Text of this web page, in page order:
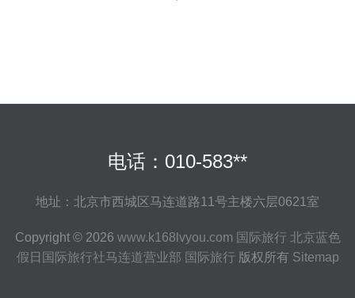
电话：010-583**
地址：北京市西城区马连道路11号主楼六层0621室
Copyright © 2026 www.k168lvyou.com 国际旅行 北京蓝色
假日国际旅行社马连道营业部 国际旅行 版权所有 Sitemap